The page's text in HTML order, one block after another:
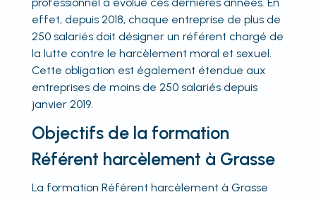
effet, depuis 2018, chaque entreprise de plus de
250 salariés doit désigner un référent chargé de
la lutte contre le harcèlement moral et sexuel.
Cette obligation est également étendue aux
entreprises de moins de 250 salariés depuis
janvier 2019.
Objectifs de la formation
Référent harcèlement à Grasse
La formation Référent harcèlement à Grasse